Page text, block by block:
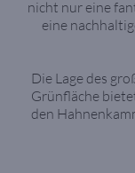
nicht nur eine
eine
Die Lage des
Grünfläche
den